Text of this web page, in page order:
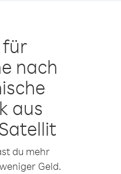
nach
aus
du mehr
Geld.